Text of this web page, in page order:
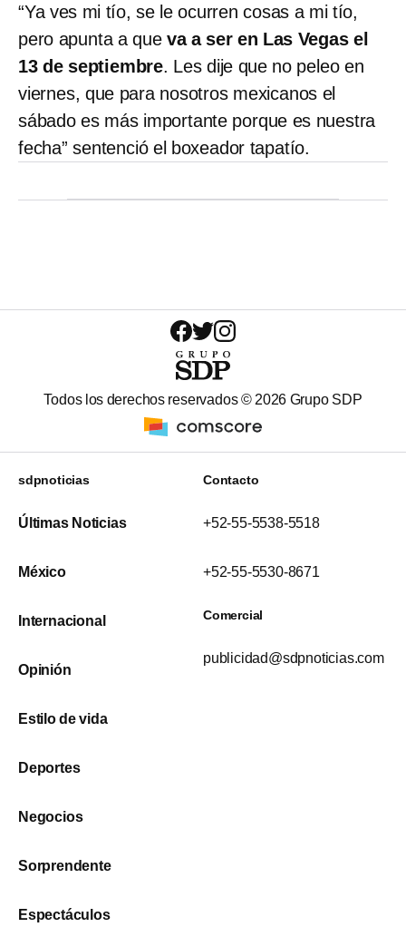
“Ya ves mi tío, se le ocurren cosas a mi tío,
pero apunta a que va a ser en Las Vegas el
13 de septiembre. Les dije que no peleo en
viernes, que para nosotros mexicanos el
sábado es más importante porque es nuestra
fecha” sentenció el boxeador tapatío.
Todos los derechos reservados © 2026 Grupo SDP
sdpnoticias
Últimas Noticias
México
Internacional
Opinión
Estilo de vida
Deportes
Negocios
Sorprendente
Espectáculos
Contacto
+52-55-5538-5518
+52-55-5530-8671
Comercial
publicidad@sdpnoticias.com